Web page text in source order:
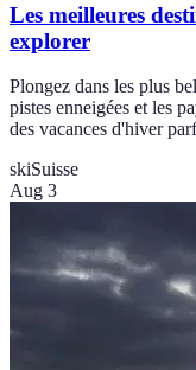
Les meilleures
explorer
Plongez dans les plus
pistes enneigées et les
des vacances d'hiver
skiSuisse
Aug 3